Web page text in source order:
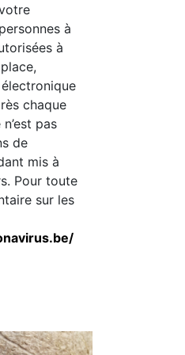
à
à
chaque
pas
de
mis à
Pour toute
sur les